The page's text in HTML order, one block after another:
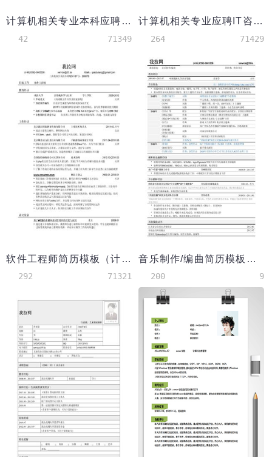
计算机相关专业本科应聘软件工程师英文简历模板
42 71349
计算机相关专业应聘IT咨询简历模板
264 71429
软件工程师简历模板（计算机专业本科）
292 71321
音乐制作/编曲简历模板（突出作品）
200 9